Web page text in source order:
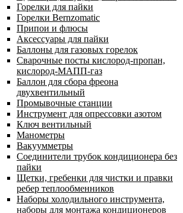
Горелки для пайки
Горелки Bernzomatic
Припои и флюсы
Аксессуары для пайки
Баллоны для газовых горелок
Сварочные посты кислород-пропан,
кислород-МАПП-газ
Баллон для сбора фреона
двухвентильный
Промывочные станции
Инструмент для опрессовки азотом
Ключ вентильный
Манометры
Вакуумметры
Соединители трубок кондиционера без
пайки
Щетки, гребенки для чистки и правки
ребер теплообменников
Наборы холодильного инструмента,
наборы для монтажа кондиционеров